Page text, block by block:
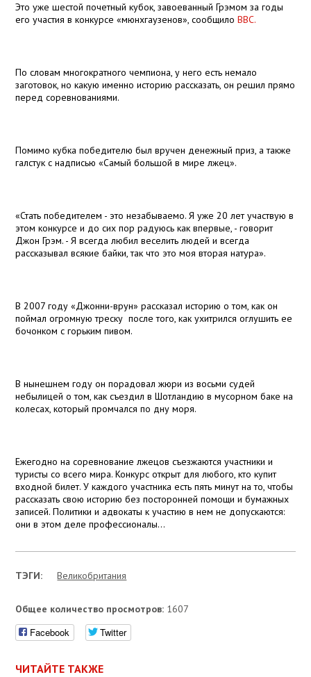
Это уже шестой почетный кубок, завоеванный Грэмом за годы
его участия в конкурсе «мюнхгаузенов», сообщилоBBC.
По словам многократного чемпиона, у него есть немало
заготовок, но какую именно историю рассказать, он решил прямо
перед соревнованиями.
Помимо кубка победителю был вручен денежный приз, а также
галстук с надписью «Самый большой в мире лжец».
«Стать победителем - это незабываемо. Я уже 20 лет участвую в
этом конкурсе и до сих пор радуюсь как впервые, - говорит
Джон Грэм. - Я всегда любил веселить людей и всегда
рассказывал всякие байки, так что это моя вторая натура».
В 2007 году «Джонни-врун» рассказал историю о том, как он
поймал огромную треску после того, как ухитрился оглушить ее
бочонком с горьким пивом.
В нынешнем году он порадовал жюри из восьми судей
небылицей о том, как съездил в Шотландию в мусорном баке на
колесах, который промчался по дну моря.
Ежегодно на соревнование лжецов съезжаются участники и
туристы со всего мира. Конкурс открыт для любого, кто купит
входной билет. У каждого участника есть пять минут на то, чтобы
рассказать свою историю без посторонней помощи и бумажных
записей. Политики и адвокаты к участию в нем не допускаются:
они в этом деле профессионалы...
ТЭГИ: Великобритания
Общее количество просмотров: 1607
Facebook Twitter
ЧИТАЙТЕ ТАКЖЕ